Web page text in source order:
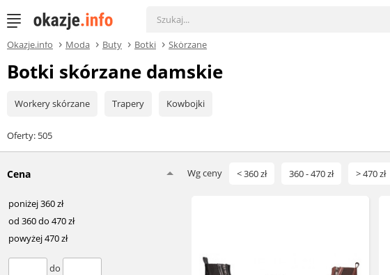
Okazje.info Moda Buty Botki Skórzane
Botki skórzane damskie
Workery skórzane Trapery Kowbojki
Oferty: 505
Cena
poniżej 360 zł
od 360 do 470 zł
powyżej 470 zł
do
Wg ceny < 360 zł 360 - 470 zł > 470 zł